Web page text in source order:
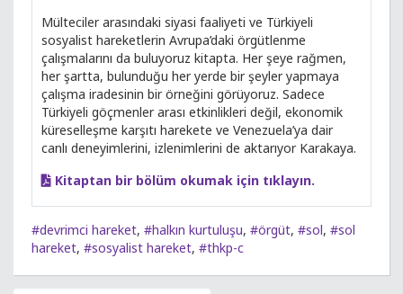
Mülteciler arasındaki siyasi faaliyeti ve Türkiyeli
sosyalist hareketlerin Avrupa’daki örgütlenme
çalışmalarını da buluyoruz kitapta. Her şeye rağmen,
her şartta, bulunduğu her yerde bir şeyler yapmaya
çalışma iradesinin bir örneğini görüyoruz. Sadece
Türkiyeli göçmenler arası etkinlikleri değil, ekonomik
küreselleşme karşıtı harekete ve Venezuela’ya dair
canlı deneyimlerini, izlenimlerini de aktarıyor Karakaya.
Kitaptan bir bölüm okumak için tıklayın.
#devrimci hareket, #halkın kurtuluşu, #örgüt, #sol, #sol
hareket, #sosyalist hareket, #thkp-c